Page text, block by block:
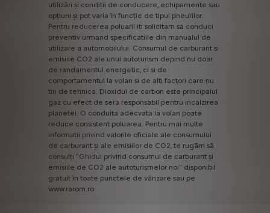
utilizări și condiții de conducere, echipamente sau
opțiuni și pot varia în funcție de tipul pneurilor.
Pentru reducerea poluarii iti solicitam sa conduci
preventiv urmand specificatiile din manualul de
utilizare a automobilului. Consumul de carburant si
emisiile CO2 ale unui autoturism depind nu doar
de randamentul energetic, ci si de
comportamentul la volan si de alti factori care nu
tin de tehnica. Dioxidul de carbon este principalul
gaz cu efect de sera responsabil pentru incalzirea
planetei. O conduita adecvata la volan poate
reduce consistent poluarea. Pentru mai multe
informații privind valorile oficiale ale consumului
de carburant și ale emisiilor de CO2, te rugăm să
consulți "Ghidul privind consumul de carburant și
emisiile de CO2 ale autoturismelor noi" disponibil
gratuit în toate punctele de vânzare sau pe
www.rarom.ro